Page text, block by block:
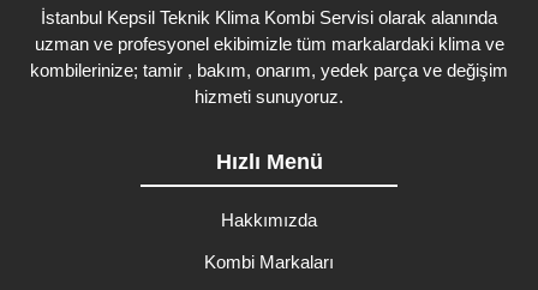
İstanbul Kepsil Teknik Klima Kombi Servisi olarak alanında
uzman ve profesyonel ekibimizle tüm markalardaki klima ve
kombilerinize; tamir , bakım, onarım, yedek parça ve değişim
hizmeti sunuyoruz.
Hızlı Menü
Hakkımızda
Kombi Markaları